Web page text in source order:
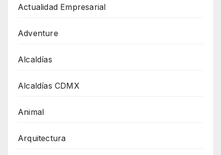
Actualidad Empresarial
Adventure
Alcaldías
Alcaldías CDMX
Animal
Arquitectura